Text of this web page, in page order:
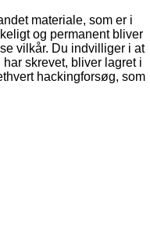
materiale, som er i
og permanent bliver
vilkår. Du indvilliger i at
skrevet, bliver lagret i
hackingforsøg, som